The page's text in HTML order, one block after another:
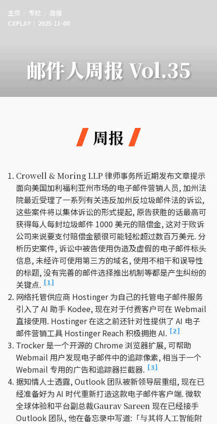
主页 专栏
周报
CXPLAY
2025-11-08
邮件人周报 Vol.35
周报
Crowell & Moring LLP律师事务所近期发布文章提示
面向美国加利福利亚州市场的电子邮件营销人员, 加州法
院最近受理了一系列有关违反加州反垃圾邮件法的诉讼,
这些案件将以集体诉讼的形式提起, 原告获胜的话最高可
获得每人每封垃圾邮件 1000 美元的赔偿金, 这对于败诉
公司来说要支付赔偿金额很可能轻松超过数百万美元. 分
析历史案件, 诉讼中被告使用伪造及虚假的电子邮件标头
信息, 未经许可使用第三方的域名, 使用不相干和误导性
的标题, 没有完善的邮件选择推出机制等都是产生纠纷的
关键点.
[1]
网络托管供应商 Hostinger 为自己的托管电子邮件服务
引入了 AI 助手 Kodee, 现在对于付费客户可在 Webmail
直接使用. Hostinger 在这之前还针对性提供了 AI 电子
邮件营销工具 Hostinger Reach 积极拥抱 AI.
[2]
Trocker 是一个开源的 Chrome 浏览器扩展, 可帮助
Webmail 用户发现电子邮件中的追踪像素, 相当于一个
Webmail 专用的广告和追踪器拦截器.
[3]
据知情人士透露, Outlook 团队被新领导层重组, 现在已
经准备好为 AI 时代重新打造这款电子邮件客户端. 微软
全球体验和平台副总裁Gaurav Sareen 现在已经接手
Outlook 团队, 他在备忘录中写道:「与其将人工智能附